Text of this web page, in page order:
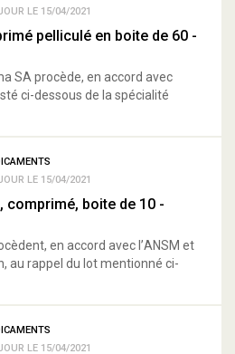
LE 15/04/2021
pelliculé en boite de 60 -
SA procède, en accord avec
ci-dessous de la spécialité
LE 15/04/2021
comprimé, boite de 10 -
en accord avec l’ANSM et
au rappel du lot mentionné ci-
LE 15/04/2021